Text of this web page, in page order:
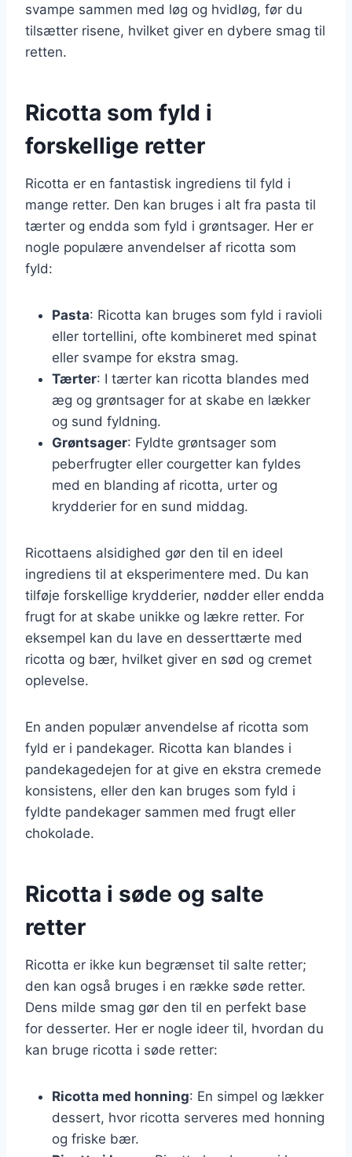
svampe sammen med løg og hvidløg, før du
tilsætter risene, hvilket giver en dybere smag til
retten.
Ricotta som fyld i
forskellige retter
Ricotta er en fantastisk ingrediens til fyld i
mange retter. Den kan bruges i alt fra pasta til
tærter og endda som fyld i grøntsager. Her er
nogle populære anvendelser af ricotta som
fyld:
Pasta: Ricotta kan bruges som fyld i ravioli
eller tortellini, ofte kombineret med spinat
eller svampe for ekstra smag.
Tærter: I tærter kan ricotta blandes med
æg og grøntsager for at skabe en lækker
og sund fyldning.
Grøntsager: Fyldte grøntsager som
peberfrugter eller courgetter kan fyldes
med en blanding af ricotta, urter og
krydderier for en sund middag.
Ricottaens alsidighed gør den til en ideel
ingrediens til at eksperimentere med. Du kan
tilføje forskellige krydderier, nødder eller endda
frugt for at skabe unikke og lækre retter. For
eksempel kan du lave en desserttærte med
ricotta og bær, hvilket giver en sød og cremet
oplevelse.
En anden populær anvendelse af ricotta som
fyld er i pandekager. Ricotta kan blandes i
pandekagedejen for at give en ekstra cremede
konsistens, eller den kan bruges som fyld i
fyldte pandekager sammen med frugt eller
chokolade.
Ricotta i søde og salte
retter
Ricotta er ikke kun begrænset til salte retter;
den kan også bruges i en række søde retter.
Dens milde smag gør den til en perfekt base
for desserter. Her er nogle ideer til, hvordan du
kan bruge ricotta i søde retter:
Ricotta med honning: En simpel og lækker
dessert, hvor ricotta serveres med honning
og friske bær.